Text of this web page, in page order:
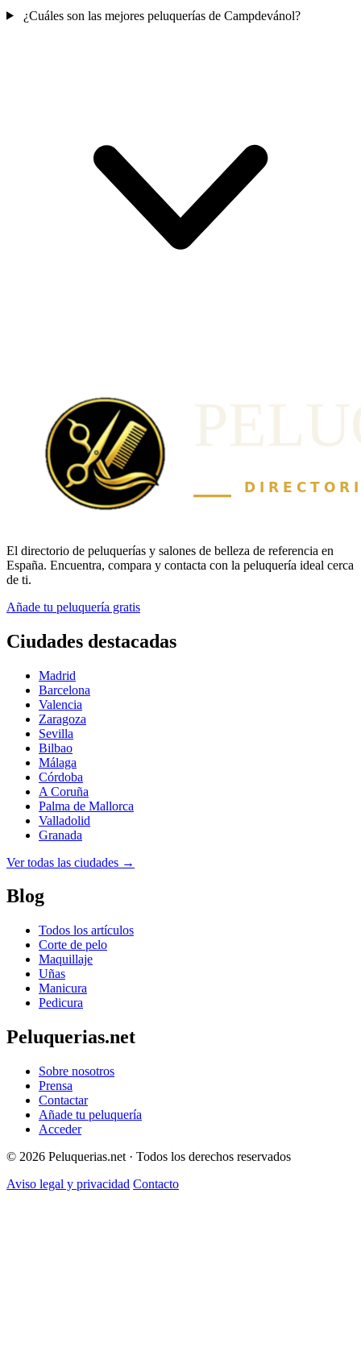
¿Cuáles son las mejores peluquerías de Campdevánol?
El directorio de peluquerías y salones de belleza de referencia en
España. Encuentra, compara y contacta con la peluquería ideal cerca
de ti.
Añade tu peluquería gratis
Ciudades destacadas
Madrid
Barcelona
Valencia
Zaragoza
Sevilla
Bilbao
Málaga
Córdoba
A Coruña
Palma de Mallorca
Valladolid
Granada
Ver todas las ciudades →
Blog
Todos los artículos
Corte de pelo
Maquillaje
Uñas
Manicura
Pedicura
Peluquerias.net
Sobre nosotros
Prensa
Contactar
Añade tu peluquería
Acceder
© 2026 Peluquerias.net · Todos los derechos reservados
Aviso legal y privacidad Contacto